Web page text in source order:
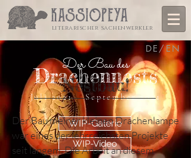
literarischer sachenwerkler
Drachennests
Juli 2021 – September 2021
Der Bau des
WIP-Galerie
WIP-Video
DE/EN
Nestbau!
Der Bau meiner kleinen Drachenlampe
war eines der lehrreichsten Projekte
seit langem. Die Arbeit an diesem